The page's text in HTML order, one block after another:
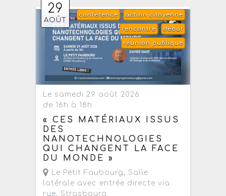
29
AOÛT
action citoyenne
conférence
débat
rencontre
réunion publique
Le samedi 29 août 2026
de 16h à 18h
« CES MATÉRIAUX ISSUS
DES
NANOTECHNOLOGIES
QUI CHANGENT LA FACE
DU MONDE »
Le Petit Faubourg, Salle
latérale avec entrée directe via
rue, Strasbourg